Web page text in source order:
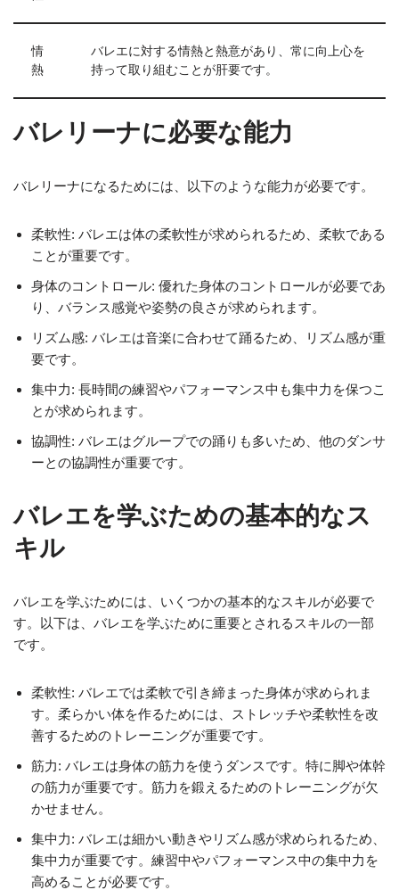
情
熱
バレエに対する情熱と熱意があり、常に向上心を
持って取り組むことが肝要です。
バレリーナに必要な能力
バレリーナになるためには、以下のような能力が必要です。
柔軟性: バレエは体の柔軟性が求められるため、柔軟である
ことが重要です。
身体のコントロール: 優れた身体のコントロールが必要であ
り、バランス感覚や姿勢の良さが求められます。
リズム感: バレエは音楽に合わせて踊るため、リズム感が重
要です。
集中力: 長時間の練習やパフォーマンス中も集中力を保つこ
とが求められます。
協調性: バレエはグループでの踊りも多いため、他のダンサ
ーとの協調性が重要です。
バレエを学ぶための基本的なス
キル
バレエを学ぶためには、いくつかの基本的なスキルが必要で
す。以下は、バレエを学ぶために重要とされるスキルの一部
です。
柔軟性: バレエでは柔軟で引き締まった身体が求められま
す。柔らかい体を作るためには、ストレッチや柔軟性を改
善するためのトレーニングが重要です。
筋力: バレエは身体の筋力を使うダンスです。特に脚や体幹
の筋力が重要です。筋力を鍛えるためのトレーニングが欠
かせません。
集中力: バレエは細かい動きやリズム感が求められるため、
集中力が重要です。練習中やパフォーマンス中の集中力を
高めることが必要です。